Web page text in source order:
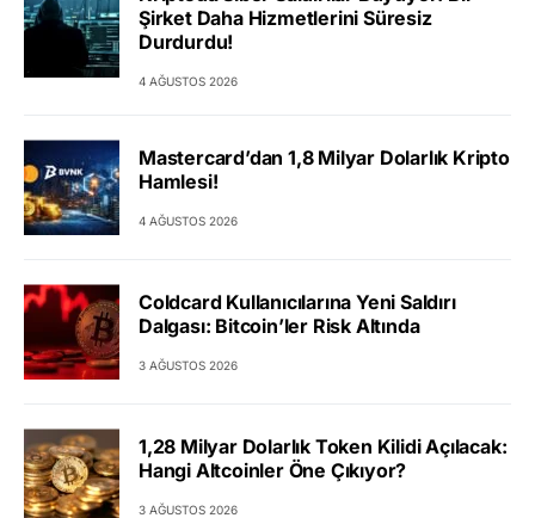
Şirket Daha Hizmetlerini Süresiz
Durdurdu!
4 AĞUSTOS 2026
Mastercard’dan 1,8 Milyar Dolarlık Kripto
Hamlesi!
4 AĞUSTOS 2026
Coldcard Kullanıcılarına Yeni Saldırı
Dalgası: Bitcoin’ler Risk Altında
3 AĞUSTOS 2026
1,28 Milyar Dolarlık Token Kilidi Açılacak:
Hangi Altcoinler Öne Çıkıyor?
3 AĞUSTOS 2026